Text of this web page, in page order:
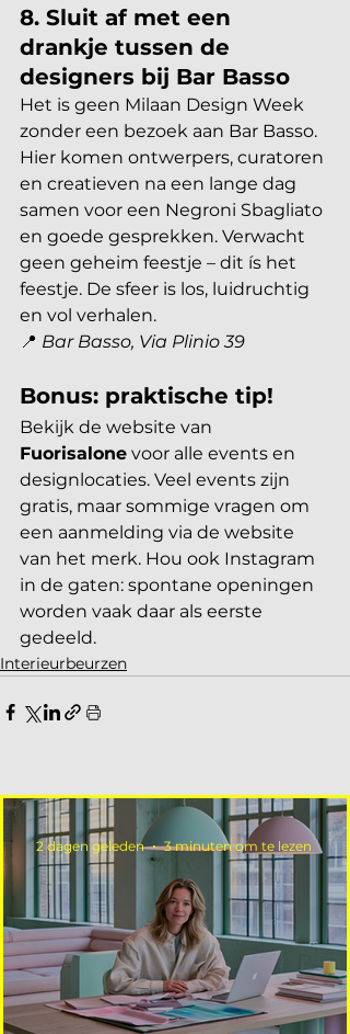
8. Sluit af met een
drankje tussen de
designers bij Bar Basso
Het is geen Milaan Design Week
zonder een bezoek aan Bar Basso.
Hier komen ontwerpers, curatoren
en creatieven na een lange dag
samen voor een Negroni Sbagliato
en goede gesprekken. Verwacht
geen geheim feestje – dit ís het
feestje. De sfeer is los, luidruchtig
en vol verhalen.
📍 Bar Basso, Via Plinio 39
Bonus: praktische tip!
Bekijk de website van
Fuorisalone voor alle events en
designlocaties. Veel events zijn
gratis, maar sommige vragen om
een aanmelding via de website
van het merk. Hou ook Instagram
in de gaten: spontane openingen
worden vaak daar als eerste
gedeeld.
Interieurbeurzen
2 dagen geleden 3 minuten om te lezen